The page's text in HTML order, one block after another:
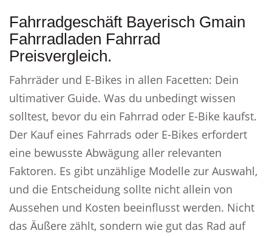
Fahrradgeschäft Bayerisch Gmain
Fahrradladen Fahrrad
Preisvergleich.
Fahrräder und E-Bikes in allen Facetten: Dein
ultimativer Guide. Was du unbedingt wissen
solltest, bevor du ein Fahrrad oder E-Bike kaufst.
Der Kauf eines Fahrrads oder E-Bikes erfordert
eine bewusste Abwägung aller relevanten
Faktoren. Es gibt unzählige Modelle zur Auswahl,
und die Entscheidung sollte nicht allein von
Aussehen und Kosten beeinflusst werden. Nicht
das Äußere zählt, sondern wie gut das Rad auf